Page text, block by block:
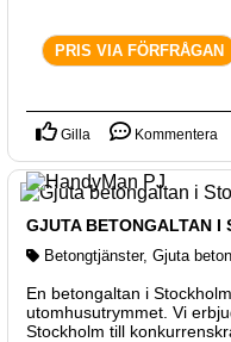
PRIS VIA FÖRFRÅGAN
Gilla Kommentera
GJUTA BETONGALTAN I
Betongtjänster,Gjuta
En betongaltan i
utomhusutrymmet. Vi
Stockholm till